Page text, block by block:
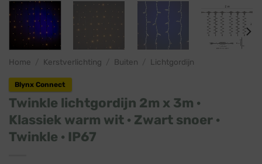
Home Kerstverlichting Buiten Lichtgordijn
Blynx Connect
Twinkle lichtgordijn 2m x 3m ·
Klassiek warm wit · Zwart snoer ·
Twinkle · IP67